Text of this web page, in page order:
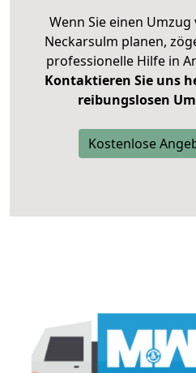
Wenn Sie einen
Neckarsulm planen,
professionelle Hilfe in
Kontaktieren Sie uns
reibungslosen
Kostenlose